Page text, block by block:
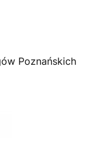
Poznańskich